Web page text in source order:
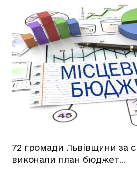
72 громади Львівщини за
виконали план бюджет…